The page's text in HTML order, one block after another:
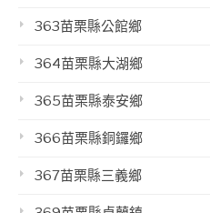
363苗栗縣公館鄉
364苗栗縣大湖鄉
365苗栗縣泰安鄉
366苗栗縣銅鑼鄉
367苗栗縣三義鄉